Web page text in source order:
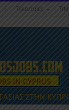
Τελευταίες